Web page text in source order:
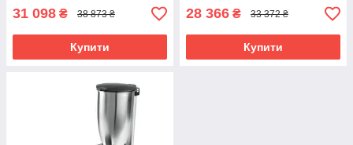
31 098 ₴ 38 873 ₴
Купити
28 366 ₴ 33 372 ₴
Купити